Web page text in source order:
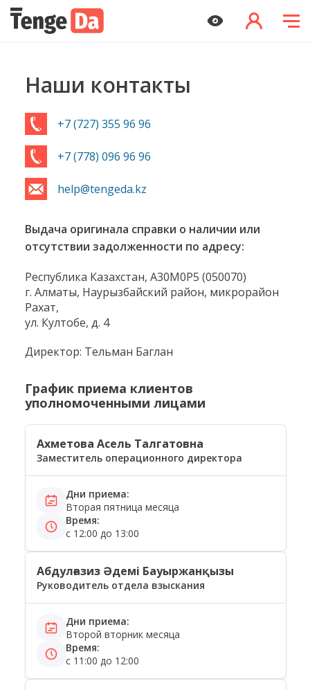
Наши контакты
+7 (727) 355 96 96
+7 (778) 096 96 96
help@tengeda.kz
Выдача оригинала справки о наличии или
отсутствии задолженности по адресу:
Республика Казахстан, A30M0P5 (050070)
г. Алматы, Наурызбайский район, микрорайон
Рахат,
ул. Култобе, д. 4
Директор: Тельман Баглан
График приема клиентов
уполномоченными лицами
Ахметова Асель Талгатовна
Заместитель операционного директора
Дни приема:
Вторая пятница месяца
Время:
с 12:00 до 13:00
Абдулғазиз Әдемі Бауыржанқызы
Руководитель отдела взыскания
Дни приема:
Второй вторник месяца
Время:
с 11:00 до 12:00